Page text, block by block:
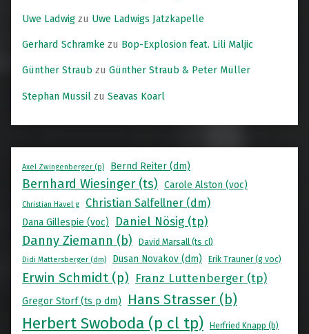
Uwe Ladwig zu Uwe Ladwigs Jatzkapelle
Gerhard Schramke zu Bop-Explosion feat. Lili Maljic
Günther Straub zu Günther Straub & Peter Müller
Stephan Mussil zu Seavas Koarl
Axel Zwingenberger (p) Bernd Reiter (dm)
Bernhard Wiesinger (ts) Carole Alston (voc)
Christian Havel g Christian Salfellner (dm)
Dana Gillespie (voc) Daniel Nösig (tp)
Danny Ziemann (b) David Marsall (ts cl)
Didi Mattersberger (dm) Dusan Novakov (dm) Erik Trauner (g voc)
Erwin Schmidt (p) Franz Luttenberger (tp)
Gregor Storf (ts p dm) Hans Strasser (b)
Herbert Swoboda (p cl tp) Herfried Knapp (b)